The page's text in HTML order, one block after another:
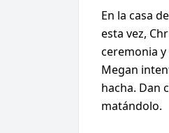
En la casa
esta vez,
ceremonia
Megan
hacha. Dan
matándolo.